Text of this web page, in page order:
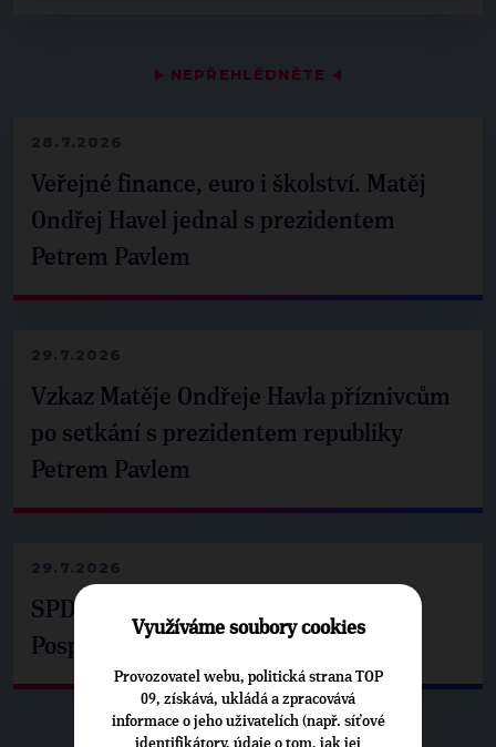
▶ NEPŘEHLÉDNĚTE ◀
28.7.2026
Veřejné finance, euro i školství. Matěj
Ondřej Havel jednal s prezidentem
Petrem Pavlem
29.7.2026
Vzkaz Matěje Ondřeje Havla příznivcům
po setkání s prezidentem republiky
Petrem Pavlem
29.7.2026
SPD už není ve zprávě o extremismu.
Pospíšil: Je tu pachuť
Využíváme soubory cookies
Provozovatel webu, politická strana TOP
09, získává, ukládá a zpracovává
informace o jeho uživatelích (např. síťové
identifikátory, údaje o tom, jak jej